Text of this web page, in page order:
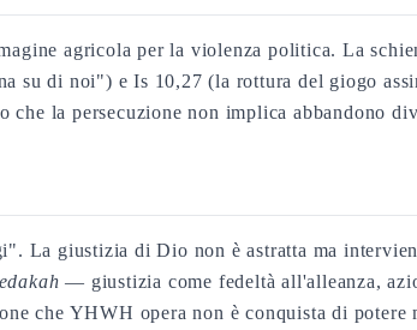
agricola per la violenza politica. La
su di noi") e Is 10,27 (la rottura del giogo
la persecuzione non implica abbandono
La giustizia di Dio non è astratta ma
— giustizia come fedeltà all'alleanza,
che YHWH opera non è conquista di potere